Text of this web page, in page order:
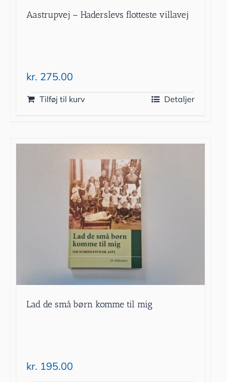
Aastrupvej – Haderslevs flotteste villavej
kr. 275.00
Tilføj til kurv Detaljer
Lad de små børn komme til mig
kr. 195.00